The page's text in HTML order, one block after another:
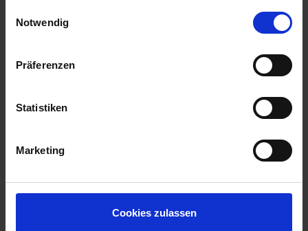
Notwendig
Präferenzen
Statistiken
Marketing
Cookies zulassen
Sonderpreis
Von der Zeit der Römer über das Mittelalter bis hin zur
den Highlight...mehr